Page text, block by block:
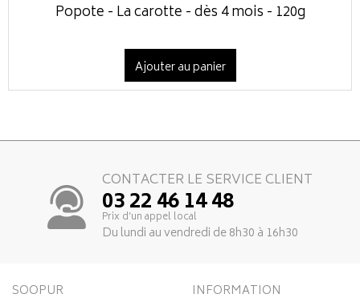
Popote - La carotte - dès 4 mois - 120g
Ajouter au panier
CONTACTER LE SERVICE CLIENT
03 22 46 14 48
Prix d’un appel local
Du lundi au vendredi de 8h30 à 16h30
SOOPUR INFORMATION